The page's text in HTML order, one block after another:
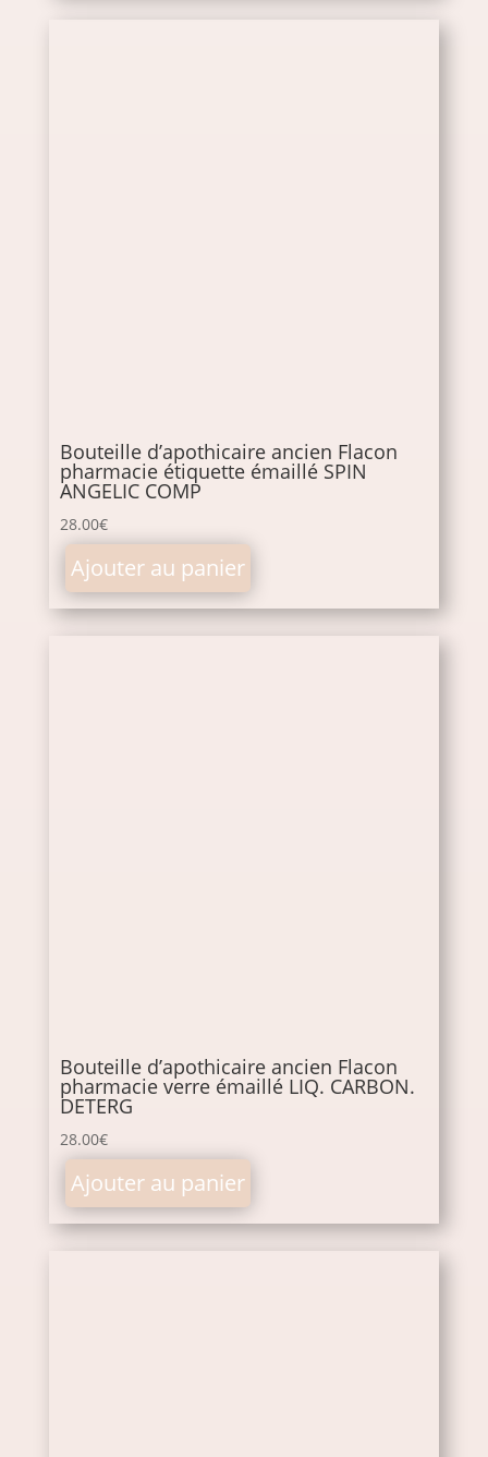
Bouteille d’apothicaire ancien Flacon
pharmacie étiquette émaillé SPIN
ANGELIC COMP
28.00€
Ajouter au panier
Bouteille d’apothicaire ancien Flacon
pharmacie verre émaillé LIQ. CARBON.
DETERG
28.00€
Ajouter au panier